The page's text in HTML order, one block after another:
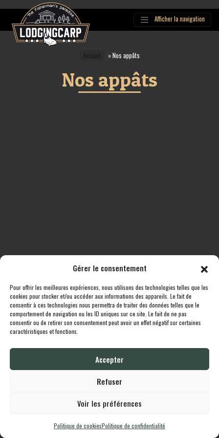
Gérer le consentement
Pour offrir les meilleures expériences, nous utilisons des technologies telles que les
cookies pour stocker et/ou accéder aux informations des appareils. Le fait de
consentir à ces technologies nous permettra de traiter des données telles que le
comportement de navigation ou les ID uniques sur ce site. Le fait de ne pas
consentir ou de retirer son consentement peut avoir un effet négatif sur certaines
caractéristiques et fonctions.
Accepter
Refuser
Voir les préférences
Politique de cookiesPolitique de confidentialité
Main
Navigation
Afficher la navigation
»Nos appâts
Nos appâts
Toutes les destinations Boutique Le cheptel Contact
Lodgingcarppropulsé fièrement par Une créationWhornat.com | Mentions
Légales | Politique de confidentialité
English Français